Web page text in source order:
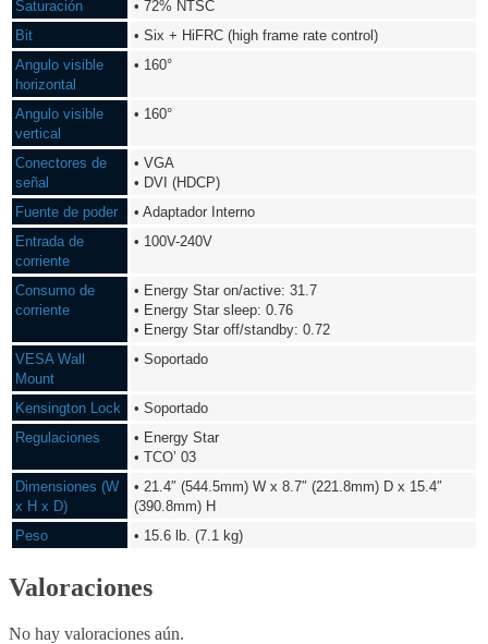
Saturación
• 72% NTSC
Bit
• Six + HiFRC (high frame rate control)
Angulo visible
horizontal
• 160°
Angulo visible
vertical
• 160°
Conectores de
señal
• VGA
• DVI (HDCP)
Fuente de poder
• Adaptador Interno
Entrada de
corriente
• 100V-240V
Consumo de
corriente
• Energy Star on/active: 31.7
• Energy Star sleep: 0.76
• Energy Star off/standby: 0.72
VESA Wall
Mount
• Soportado
Kensington Lock
• Soportado
Regulaciones
• Energy Star
• TCO’ 03
Dimensiones (W
x H x D)
• 21.4″ (544.5mm) W x 8.7″ (221.8mm) D x 15.4″
(390.8mm) H
Peso
• 15.6 lb. (7.1 kg)
Valoraciones
No hay valoraciones aún.